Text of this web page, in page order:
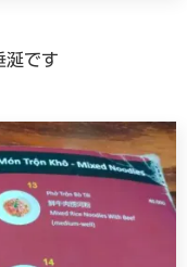
涎です